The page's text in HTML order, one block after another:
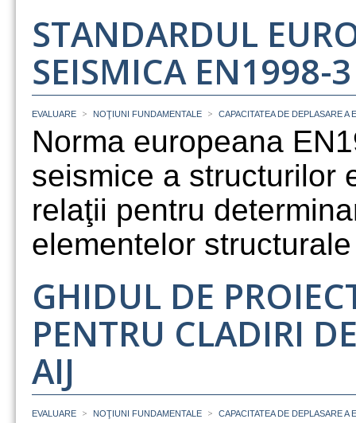
STANDARDUL
SEISMICA EN1998-3
EVALUARE > NOŢIUNI FUNDAMENTALE > CAPACITATEA DE DEPLASARE
Norma europeana
seismice a structurilor
relaţii pentru
elementelor
GHIDUL DE
PENTRU CLADIRI
AIJ
EVALUARE > NOŢIUNI FUNDAMENTALE > CAPACITATEA DE DEPLASARE